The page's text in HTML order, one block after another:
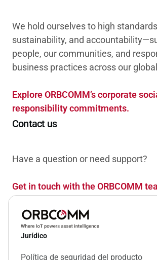
We hold ourselves to high
sustainability, and
people, our communities, and
business practices across our
Explore ORBCOMM’s corporate
responsibility commitments.
Contact us
Have a question or need support?
Get in touch with the ORBCOMM
Jurídico
Política de seguridad del producto